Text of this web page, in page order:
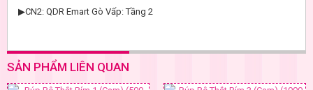
▶CN2: QDR Emart Gò Vấp: Tầng 2
SẢN PHẨM LIÊN QUAN